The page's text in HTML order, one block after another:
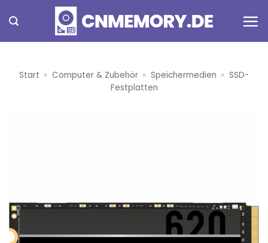
Inhalt
springen
Start » Computer & Zubehör » Speichermedien » SSD-
Festplatten